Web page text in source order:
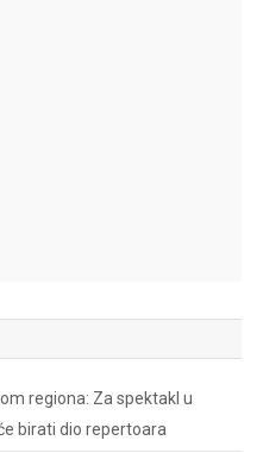
regiona: Za spektakl u
birati dio repertoara